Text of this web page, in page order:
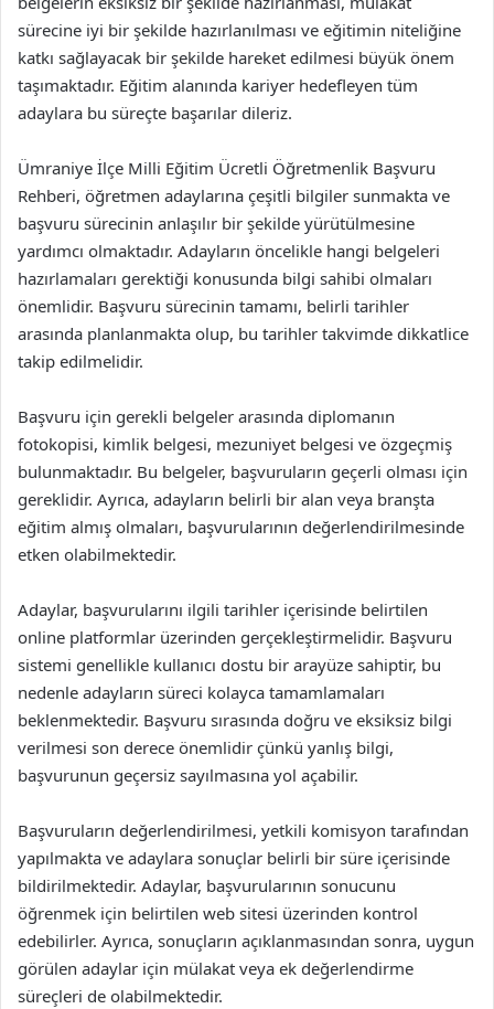
sürecine iyi bir şekilde hazırlanılması ve eğitimin niteliğine
katkı sağlayacak bir şekilde hareket edilmesi büyük önem
taşımaktadır. Eğitim alanında kariyer hedefleyen tüm
adaylara bu süreçte başarılar dileriz.
Ümraniye İlçe Milli Eğitim Ücretli Öğretmenlik Başvuru
Rehberi, öğretmen adaylarına çeşitli bilgiler sunmakta ve
başvuru sürecinin anlaşılır bir şekilde yürütülmesine
yardımcı olmaktadır. Adayların öncelikle hangi belgeleri
hazırlamaları gerektiği konusunda bilgi sahibi olmaları
önemlidir. Başvuru sürecinin tamamı, belirli tarihler
arasında planlanmakta olup, bu tarihler takvimde dikkatlice
takip edilmelidir.
Başvuru için gerekli belgeler arasında diplomanın
fotokopisi, kimlik belgesi, mezuniyet belgesi ve özgeçmiş
bulunmaktadır. Bu belgeler, başvuruların geçerli olması için
gereklidir. Ayrıca, adayların belirli bir alan veya branşta
eğitim almış olmaları, başvurularının değerlendirilmesinde
etken olabilmektedir.
Adaylar, başvurularını ilgili tarihler içerisinde belirtilen
online platformlar üzerinden gerçekleştirmelidir. Başvuru
sistemi genellikle kullanıcı dostu bir arayüze sahiptir, bu
nedenle adayların süreci kolayca tamamlamaları
beklenmektedir. Başvuru sırasında doğru ve eksiksiz bilgi
verilmesi son derece önemlidir çünkü yanlış bilgi,
başvurunun geçersiz sayılmasına yol açabilir.
Başvuruların değerlendirilmesi, yetkili komisyon tarafından
yapılmakta ve adaylara sonuçlar belirli bir süre içerisinde
bildirilmektedir. Adaylar, başvurularının sonucunu
öğrenmek için belirtilen web sitesi üzerinden kontrol
edebilirler. Ayrıca, sonuçların açıklanmasından sonra, uygun
görülen adaylar için mülakat veya ek değerlendirme
süreçleri de olabilmektedir.